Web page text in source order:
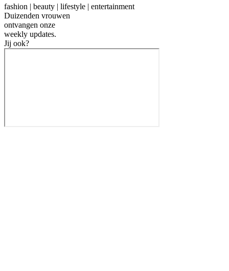
fashion | beauty | lifestyle | entertainment
Duizenden vrouwen
ontvangen onze
weekly updates.
Jij ook?